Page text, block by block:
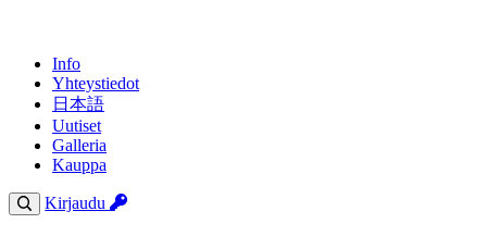
Info
Yhteystiedot
日本語
Uutiset
Galleria
Kauppa
Kirjaudu